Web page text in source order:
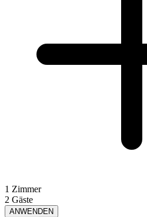
1 Zimmer
2 Gäste
ANWENDEN